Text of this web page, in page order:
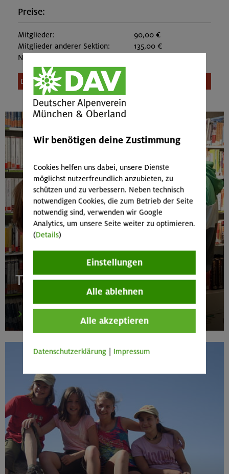
Preise:
Mitglieder:
90,00 €
Mitglieder anderer Sektion:
135,00 €
Nichtmitglieder:
Diese Veranstaltung ist leider nicht mehr buchbar.
Teilnehmer-Feedback
Wir benötigen deine Zustimmung
Cookies helfen uns dabei, unsere Dienste
möglichst nutzerfreundlich anzubieten, zu
schützen und zu verbessern. Neben technisch
notwendigen Cookies, die zum Betrieb der Seite
notwendig sind, verwenden wir Google
Analytics, um unsere Seite weiter zu optimieren.
(Details)
Einstellungen
Alle ablehnen
Alle akzeptieren
Datenschutzerklärung Impressum